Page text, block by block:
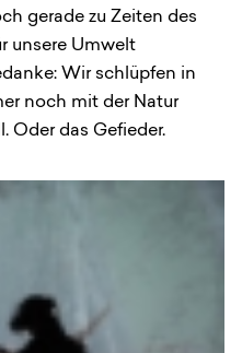
gerade zu Zeiten des
unsere Umwelt
Wir schlüpfen in
noch mit der Natur
Oder das Gefieder.